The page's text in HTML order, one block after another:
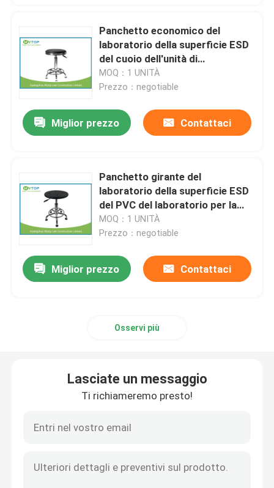
Panchetto economico del
laboratorio della superficie ESD
del cuoio dell'unità di
elaborazione dello studente delle
vendite all'ingrosso con
inossidabile
MOQ：1 UNITÀ
Prezzo：negotiable
Miglior prezzo Contattaci
Panchetto girante del
laboratorio della superficie ESD
del PVC del laboratorio per la
fabbrica elettronica del
prodotto
MOQ：1 UNITÀ
Prezzo：negotiable
Miglior prezzo Contattaci
Osservi più
Lasciate un messaggio
Ti richiameremo presto!